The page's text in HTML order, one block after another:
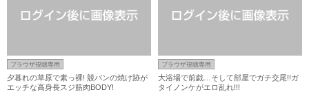
ブラウザ視聴専用
夕暮れの草原で素っ裸! 競パンの焼け跡が
エッチな高身長スジ筋肉BODY!
ブラウザ視聴専用
大浴場で前戯…そして部屋でガチ交尾!!ガ
タイノンケがエロ乱れ!!!